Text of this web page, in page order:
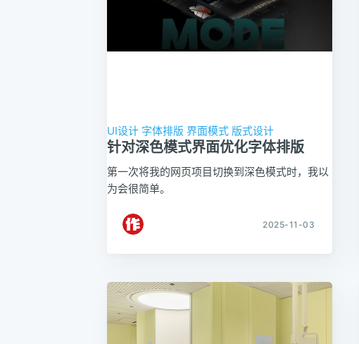
UI设计 字体排版 界面模式 版式设计
针对深色模式界面优化字体排版
第一次将我的网页项目切换到深色模式时，我以
为会很简单。
2025-11-03